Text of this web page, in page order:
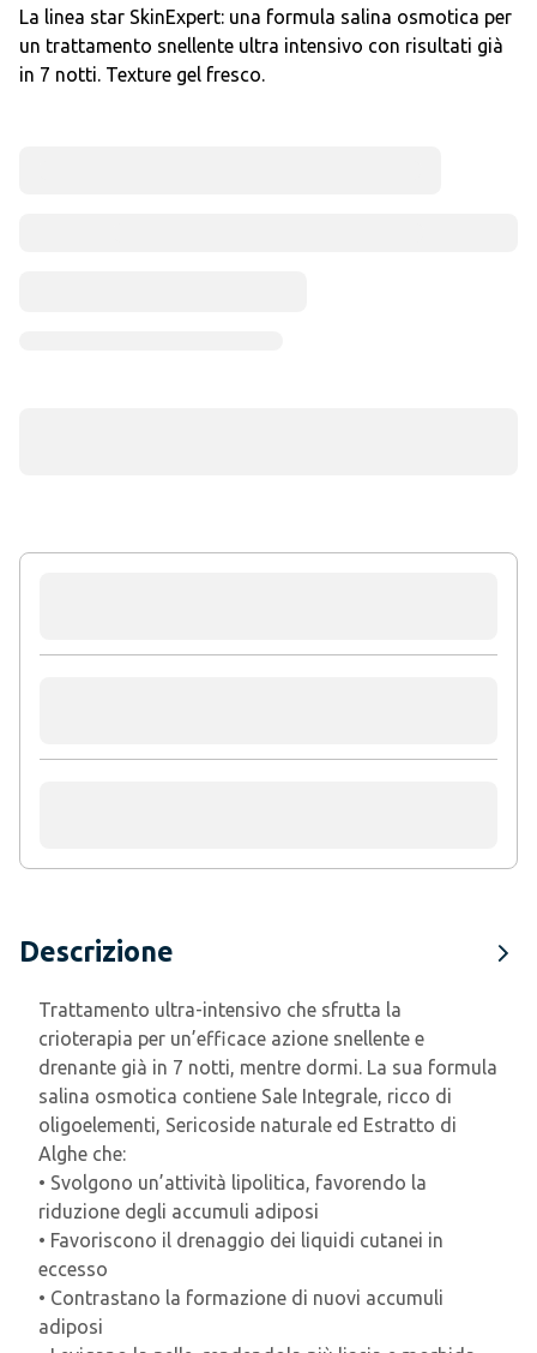
La linea star SkinExpert: una formula salina osmotica per
un trattamento snellente ultra intensivo con risultati già
in 7 notti. Texture gel fresco.
Descrizione
Trattamento ultra-intensivo che sfrutta la
crioterapia per un’efficace azione snellente e
drenante già in 7 notti, mentre dormi. La sua formula
salina osmotica contiene Sale Integrale, ricco di
oligoelementi, Sericoside naturale ed Estratto di
Alghe che:
• Svolgono un’attività lipolitica, favorendo la
riduzione degli accumuli adiposi
• Favoriscono il drenaggio dei liquidi cutanei in
eccesso
• Contrastano la formazione di nuovi accumuli
adiposi